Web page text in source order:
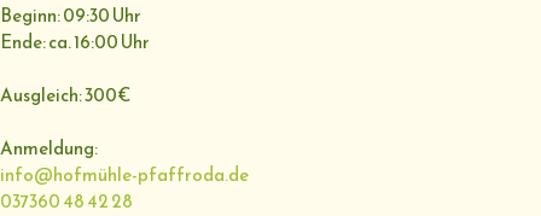
Beginn: 09:30 Uhr
Ende: ca. 16:00 Uhr
Ausgleich: 300€
Anmeldung:
info@hofmühle-pfaffroda.de
037360 48 42 28